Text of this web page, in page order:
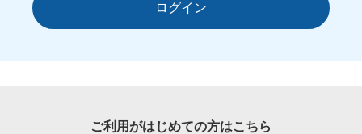
ログイン
ご利用がはじめての方はこちら